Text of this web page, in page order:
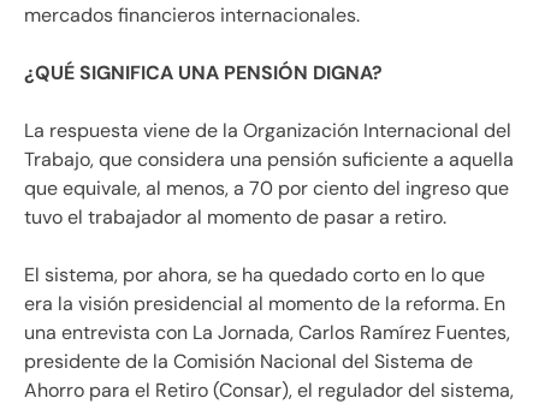
mercados financieros internacionales.
¿QUÉ SIGNIFICA UNA PENSIÓN DIGNA?
La respuesta viene de la Organización Internacional del
Trabajo, que considera una pensión suficiente a aquella
que equivale, al menos, a 70 por ciento del ingreso que
tuvo el trabajador al momento de pasar a retiro.
El sistema, por ahora, se ha quedado corto en lo que
era la visión presidencial al momento de la reforma. En
una entrevista con La Jornada, Carlos Ramírez Fuentes,
presidente de la Comisión Nacional del Sistema de
Ahorro para el Retiro (Consar), el regulador del sistema,